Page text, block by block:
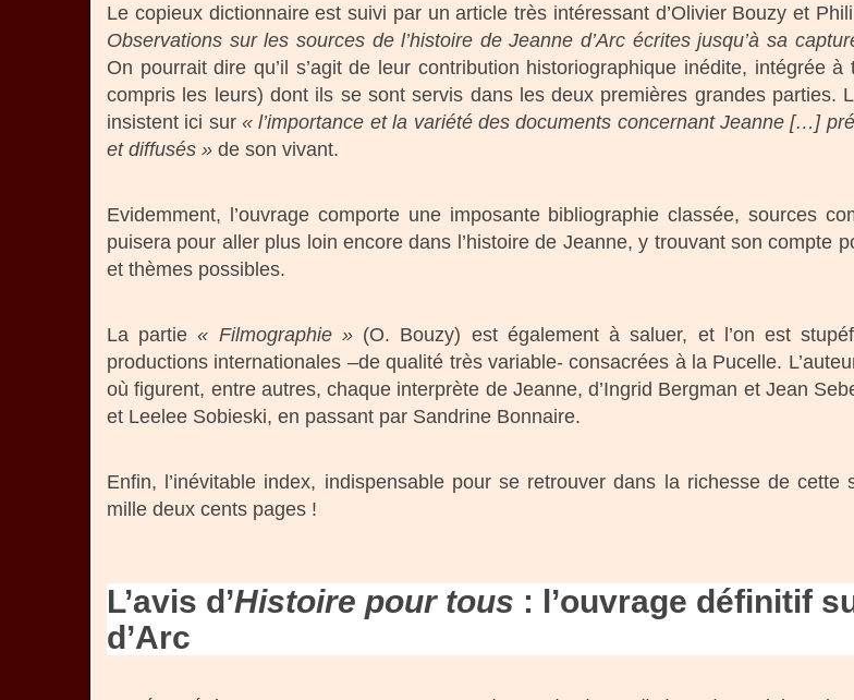
Le copieux dictionnaire est suivi par un article très intéressant d’Olivier Bouzy et
Observations sur les sources de l’histoire de Jeanne d’Arc écrites jusqu’à sa
On pourrait dire qu’il s’agit de leur contribution historiographique inédite, intégrée
compris les leurs) dont ils se sont servis dans les deux premières grandes parties.
insistent ici sur« l’importance et la variété des documents concernant Jeanne […]
et diffusés » de son vivant.
Evidemment, l’ouvrage comporte une imposante bibliographie classée, sources
puisera pour aller plus loin encore dans l’histoire de Jeanne, y trouvant son compte
et thèmes possibles.
La partie« Filmographie »(O. Bouzy) est également à saluer, et l’on est
productions internationales –de qualité très variable- consacrées à la Pucelle.
où figurent, entre autres, chaque interprète de Jeanne, d’Ingrid Bergman et Jean
et Leelee Sobieski, en passant par Sandrine Bonnaire.
Enfin, l’inévitable index, indispensable pour se retrouver dans la richesse de cette
mille deux cents pages !
L’avis d’Histoire pour tous : l’ouvrage définitif
d’Arc